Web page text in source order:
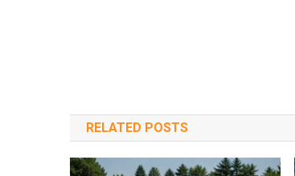
RELATED POSTS